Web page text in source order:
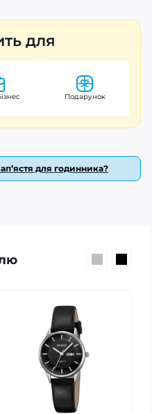
лише 65 г, цей
який стиль. Завдяки
ви зможете легко
Skmei 1905BKGD – це
вашого смаку та
поширюється
для
Подарунок
для годинника?